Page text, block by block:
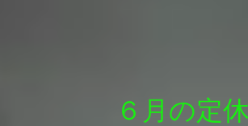
６月の定